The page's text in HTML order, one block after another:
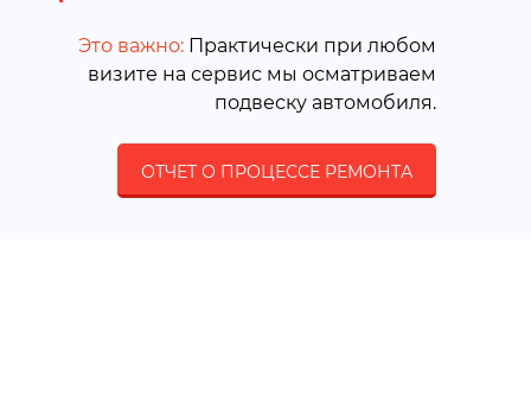
Это важно: Практически при любом
визите на сервис мы осматриваем
подвеску автомобиля.
ОТЧЕТ О ПРОЦЕССЕ РЕМОНТА